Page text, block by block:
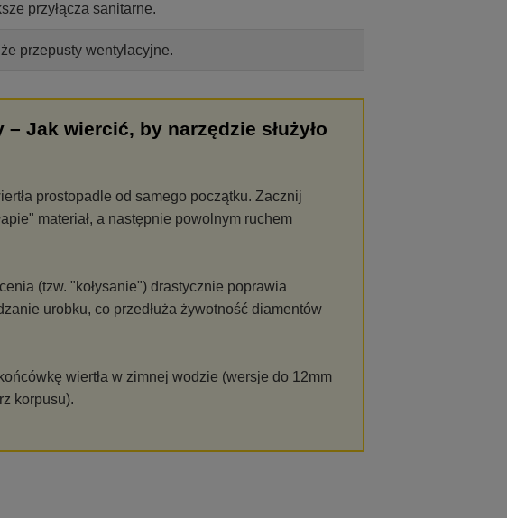
przyłącza sanitarne.
przepusty wentylacyjne.
Jak wiercić, by narzędzie służyło
prostopadle od samego początku. Zacznij
materiał, a następnie powolnym ruchem
(tzw. "kołysanie") drastycznie poprawia
urobku, co przedłuża żywotność diamentów
wiertła w zimnej wodzie (wersje do 12mm
korpusu).